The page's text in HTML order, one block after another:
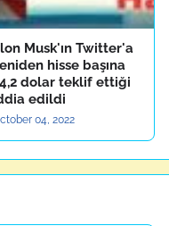
Musk'ın Twitter'a
hisse başına
dolar teklif ettiği
edildi
04, 2022